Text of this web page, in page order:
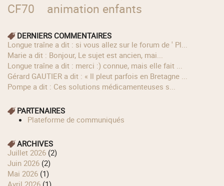
CF70
animation enfants
DERNIERS COMMENTAIRES
longue traîne a dit : si vous allez sur le forum de ' Pl...
Marie a dit : Bonjour, Le sujet est ancien, mai...
longue traîne a dit : merci :) connue, mais elle fait ...
Gérard GAUTIER a dit : « Il pleut parfois en Bretagne ...
Pompe a dit : Ces solutions médicamenteuses s...
PARTENAIRES
Plateforme de communiqués
ARCHIVES
juillet 2026 (2)
juin 2026 (2)
mai 2026 (1)